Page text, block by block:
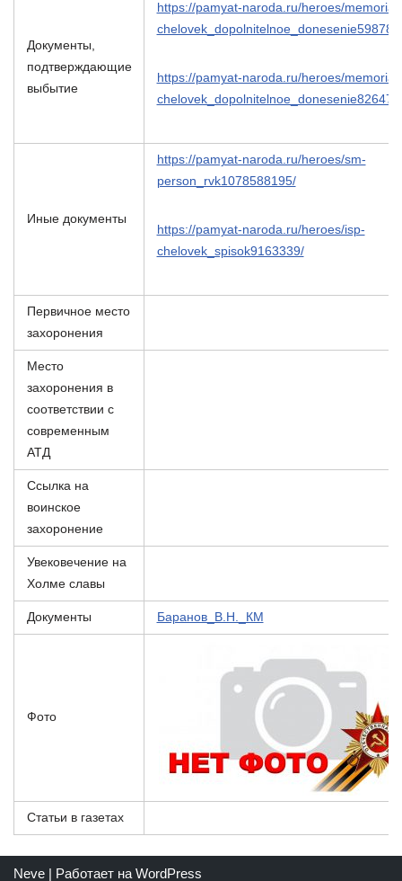
Документы,
подтверждающие
выбытие
https://pamyat-naroda.ru/heroes/memorial-
https://pamyat-naroda.ru/heroes/memorial-
Иные документы
https://pamyat-naroda.ru/heroes/sm-
person_rvk1078588195/
https://pamyat-naroda.ru/heroes/isp-
chelovek_spisok9163339/
Первичное место
захоронения
Место
захоронения в
соответствии с
современным
АТД
Ссылка на
воинское
захоронение
Увековечение на
Холме славы
Документы Баранов_В.Н._КМ
Фото
Статьи в газетах
Neve | Работает на WordPress